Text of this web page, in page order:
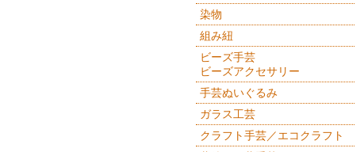
染物
組み紐
ビーズ手芸
ビーズアクセサリー
手芸ぬいぐるみ
ガラス工芸
クラフト手芸／エコクラフト